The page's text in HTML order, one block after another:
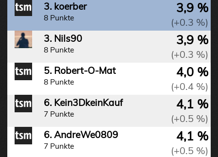
3. koerber
8 Punkte
3,9 %
(+0.3 %)
3. Nils90
8 Punkte
3,9 %
(+0.3 %)
5. Robert-O-Mat
8 Punkte
4,0 %
(+0.4 %)
6. Kein3DkeinKauf
7 Punkte
4,1 %
(+0.5 %)
6. AndreWe0809
7 Punkte
4,1 %
(+0.5 %)